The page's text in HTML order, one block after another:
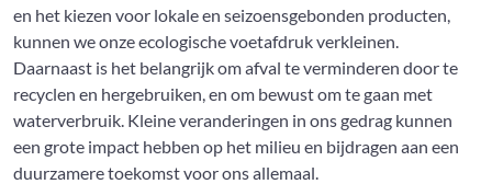
en het kiezen voor lokale en seizoensgebonden producten,
kunnen we onze ecologische voetafdruk verkleinen.
Daarnaast is het belangrijk om afval te verminderen door te
recyclen en hergebruiken, en om bewust om te gaan met
waterverbruik. Kleine veranderingen in ons gedrag kunnen
een grote impact hebben op het milieu en bijdragen aan een
duurzamere toekomst voor ons allemaal.